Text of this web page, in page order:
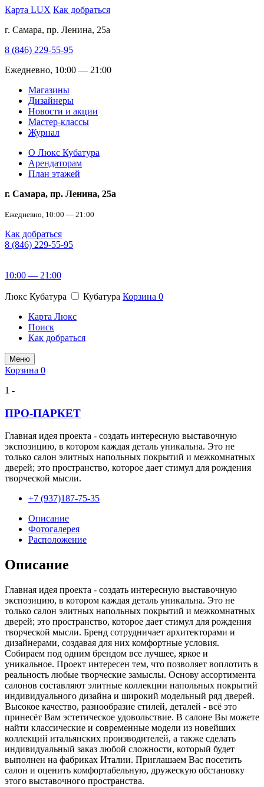
Карта LUX Как добраться
г. Самара, пр. Ленина, 25а
8 (846) 229-55-95
Ежедневно, 10:00 — 21:00
Магазины
Дизайнеры
Новости и акции
Мастер-классы
Журнал
О Люкс Кубатура
Арендаторам
План этажей
г. Самара, пр. Ленина, 25а
Ежедневно, 10:00 — 21:00
Как добраться
8 (846) 229-55-95
10:00 — 21:00
Люкс Кубатура Кубатура Корзина 0
Карта Люкс
Поиск
Как добраться
Меню
Корзина 0
1 -
ПРО-ПАРКЕТ
Главная идея проекта - создать интересную выставочную
экспозицию, в котором каждая деталь уникальна. Это не
только салон элитных напольных покрытий и межкомнатных
дверей; это пространство, которое дает стимул для рождения
творческой мысли.
+7 (937)187-75-35
Описание
Фотогалерея
Расположение
Описание
Главная идея проекта - создать интересную выставочную
экспозицию, в котором каждая деталь уникальна. Это не
только салон элитных напольных покрытий и межкомнатных
дверей; это пространство, которое дает стимул для рождения
творческой мысли. Бренд сотрудничает архитекторами и
дизайнерами, создавая для них комфортные условия.
Собираем под одним брендом все лучшее, яркое и
уникальное. Проект интересен тем, что позволяет воплотить в
реальность любые творческие замыслы. Основу ассортимента
салонов составляют элитные коллекции напольных покрытий
индивидуального дизайна и широкий модельный ряд дверей.
Высокое качество, разнообразие стилей, деталей - всё это
принесёт Вам эстетическое удовольствие. В салоне Вы можете
найти классические и современные модели из новейших
коллекций итальянских производителей, а также сделать
индивидуальный заказ любой сложности, который будет
выполнен на фабриках Италии. Приглашаем Вас посетить
салон и оценить комфортабельную, дружескую обстановку
этого выставочного пространства. ​